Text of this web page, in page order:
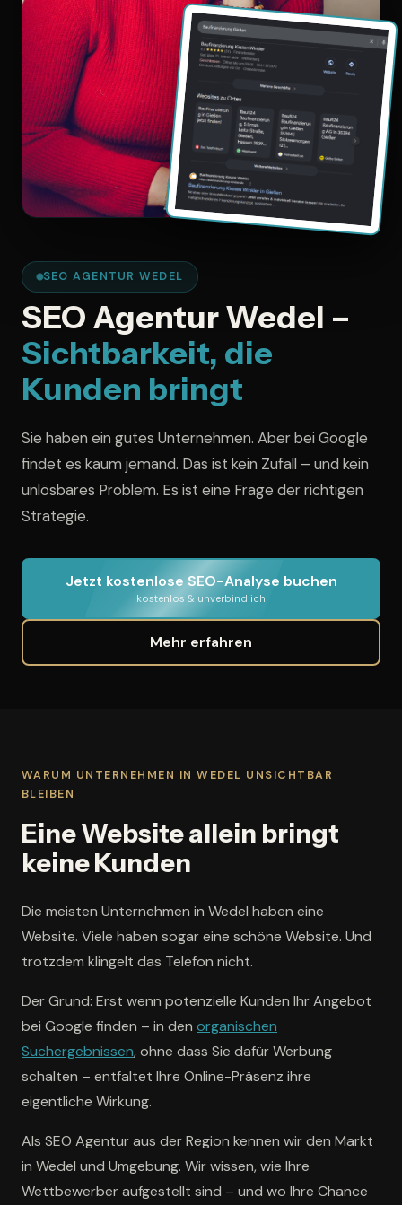
SEO AGENTUR WEDEL
SEO Agentur Wedel –
Sichtbarkeit, die
Kunden bringt
Sie haben ein gutes Unternehmen. Aber bei Google
findet es kaum jemand. Das ist kein Zufall – und kein
unlösbares Problem. Es ist eine Frage der richtigen
Strategie.
Jetzt kostenlose SEO-Analyse buchen
kostenlos & unverbindlich
Mehr erfahren
WARUM UNTERNEHMEN IN WEDEL UNSICHTBAR
BLEIBEN
Eine Website allein bringt
keine Kunden
Die meisten Unternehmen in Wedel haben eine
Website. Viele haben sogar eine schöne Website. Und
trotzdem klingelt das Telefon nicht.
Der Grund: Erst wenn potenzielle Kunden Ihr Angebot
bei Google finden – in den organischen
Suchergebnissen, ohne dass Sie dafür Werbung
schalten – entfaltet Ihre Online-Präsenz ihre
eigentliche Wirkung.
Als SEO Agentur aus der Region kennen wir den Markt
in Wedel und Umgebung. Wir wissen, wie Ihre
Wettbewerber aufgestellt sind – und wo Ihre Chance